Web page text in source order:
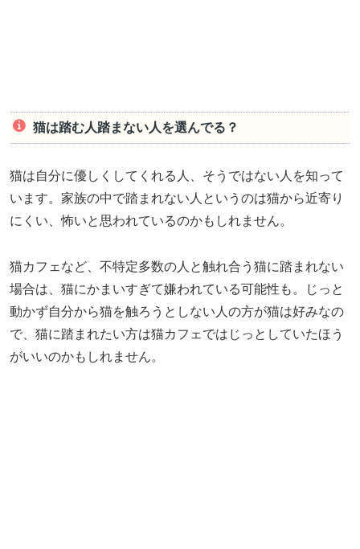
猫は踏む人踏まない人を選んでる？
猫は自分に優しくしてくれる人、そうではない人を知って
います。家族の中で踏まれない人というのは猫から近寄り
にくい、怖いと思われているのかもしれません。
猫カフェなど、不特定多数の人と触れ合う猫に踏まれない
場合は、猫にかまいすぎて嫌われている可能性も。じっと
動かず自分から猫を触ろうとしない人の方が猫は好みなの
で、猫に踏まれたい方は猫カフェではじっとしていたほう
がいいのかもしれません。